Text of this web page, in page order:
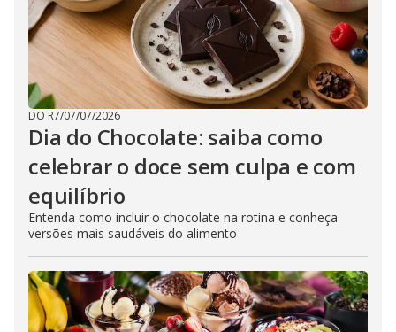
DO R7/07/07/2026
Dia do Chocolate: saiba como
celebrar o doce sem culpa e com
equilíbrio
Entenda como incluir o chocolate na rotina e conheça
versões mais saudáveis do alimento